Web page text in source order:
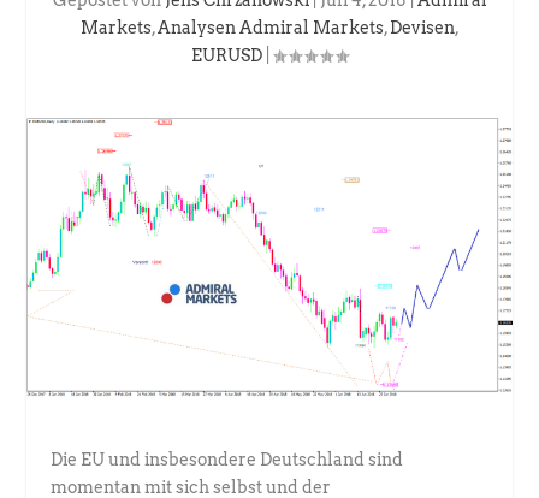
Markets,Analysen Admiral Markets,Devisen,
EURUSD
Die EU und insbesondere Deutschland sind
momentan mit sich selbst und der